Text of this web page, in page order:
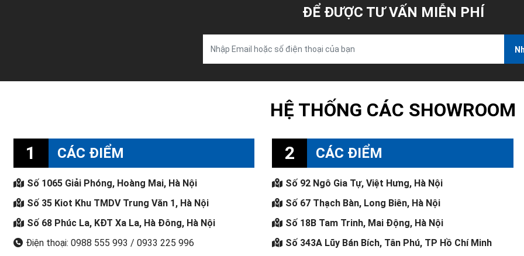
ĐỂ ĐƯỢC TƯ VẤN MIỄN PHÍ
HỆ THỐNG CÁC SHOWROOM
1 CÁC ĐIỂM
Số 1065 Giải Phóng, Hoàng Mai, Hà Nội
Số 35 Kiot Khu TMDV Trung Văn 1, Hà Nội
Số 68 Phúc La, KĐT Xa La, Hà Đông, Hà Nội
Điện thoại: 0988 555 993 / 0933 225 996
2 CÁC ĐIỂM
Số 92 Ngô Gia Tự, Việt Hưng, Hà Nội
Số 67 Thạch Bàn, Long Biên, Hà Nội
Số 18B Tam Trinh, Mai Động, Hà Nội
Số 343A Lũy Bán Bích, Tân Phú, TP Hồ Chí Minh